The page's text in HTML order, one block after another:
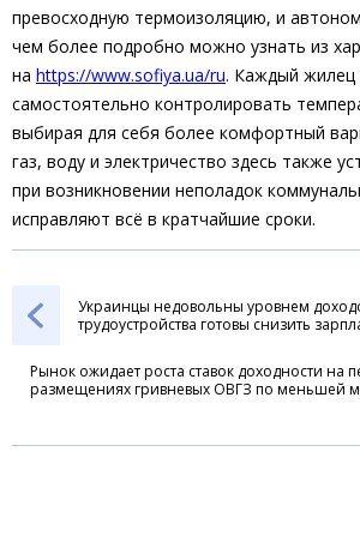
превосходную термоизоляцию, и
чем более подробно можно узнать из
на https://www.sofiya.ua/ru. Каждый жилец
самостоятельно контролировать
выбирая для себя более комфортный
газ, воду и электричество здесь также
при возникновении неполадок
исправляют всё в кратчайшие сроки.
Украинцы недовольны уровнем
трудоустройства готовы снизить
Рынок ожидает роста ставок доходности на
размещениях гривневых ОВГЗ по меньшей